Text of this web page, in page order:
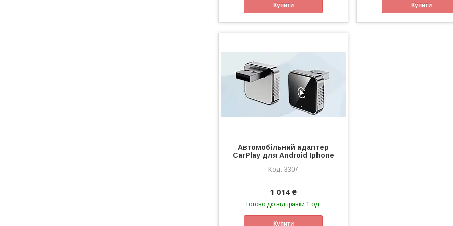
Купити Купити
Автомобільний адаптер
CarPlay для Android Iphone
3307
1 014 ₴
Готово до відправки 1 од.
Купити